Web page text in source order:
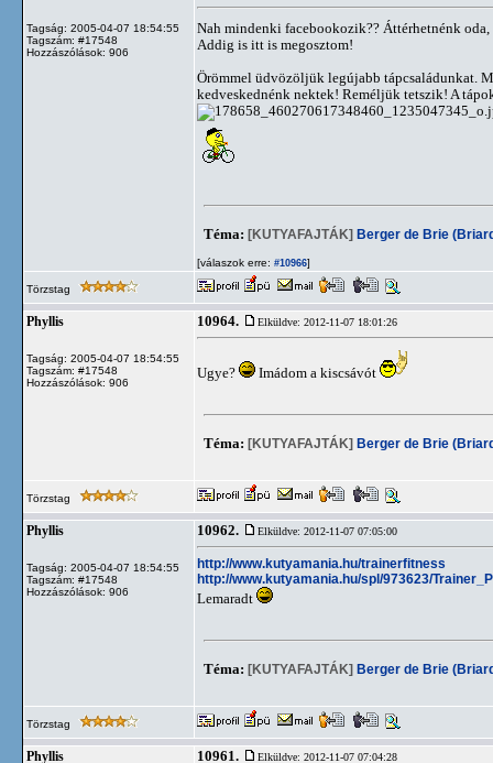
Tagság: 2005-04-07 18:54:55
Tagszám: #17548
Hozzászólások: 906
Nah mindenki facebookozik?? Áttérhetnénk
Addig is itt is megosztom!
Örömmel üdvözöljük legújabb tápcsaládunkat.
kedveskednénk nektek! Reméljük tetszik! A
Téma: [KUTYAFAJTÁK] Berger de Brie
[válaszok erre: #10966]
Törzstag
Phyllis
Tagság: 2005-04-07 18:54:55
Tagszám: #17548
Hozzászólások: 906
10964. Elküldve: 2012-11-07 18:01:26
Ugye? Imádom a kiscsávót
Téma: [KUTYAFAJTÁK] Berger de Brie
Törzstag
Phyllis
Tagság: 2005-04-07 18:54:55
Tagszám: #17548
Hozzászólások: 906
10962. Elküldve: 2012-11-07 07:05:00
http://www.kutyamania.hu/trainerfitness
http://www.kutyamania.hu/spl/973623/
Lemaradt
Téma: [KUTYAFAJTÁK] Berger de Brie
Törzstag
Phyllis 10961. Elküldve: 2012-11-07 07:04:28